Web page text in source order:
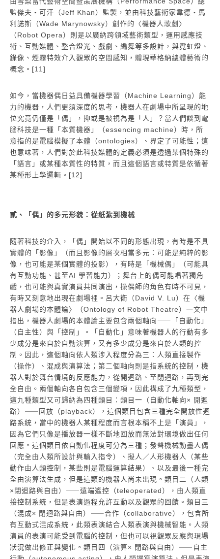
監傑夫・可汗（Jeff Khan）監製，並由科技藝術家韋德・馬
利諾斯（Wade Marynowsky）創作的〈機器人歌劇〉
（Robot Opera）則是以廣納跨領域藝術類型，運用感應技
術、互動媒體、整合燈光、戲劇、編舞等多設計，與霓虹燈、
錄像、煙霧特效介入觀眾的空間感知，體現華格納總體藝術的
概念。[11]
如今，當機器偶日益具備機器學習（Machine Learning）能
力的機器，人們更須深度的思考，機器人在劇場中所呈現的地
位究竟仍僅是「偶」，抑或是被視為是「人」？當人們談到電
腦科技是一種「本質機器」（essencing machine）時，所
意指的是電腦模擬了本體（ontologies）、界定了可能性；這
也意味著，人們對於此科技媒體的定義必須是透過某個特殊的
「語言」或某種本質性的特質，而且這個語言或特質是依循著
某種形上學邏輯。[12]
貳、「偶」的多元形貌：從紙紮到機械
隨著科技的介入，「偶」開始以不同的形態出現，有時是不具
實體的「影像」（而且影像的層次相當多元：可能是純粹的影
像，也可能是某個實體的投影），有時是「機械偶」（可能具
有互動功能、甚至AI 學習能力）；舞台上的偶可能唱著獨角
戲，也可能與真實演員共同演出，操偶師的角色有時不可見，
有時又刻意地出現在劇場裡。呂大衛（David V. Lu）在〈機
器人劇場的本體論〉（Ontology of Robot Theatre）一文中
指出，機器人劇場的本體論主要包含兩個軸向⸺「自動化」
（自主性）與「控制」。「自動化」意味著機器人的行動有多
少成分是來自於自動演算，又有多少成分是來自於人類的控
制。因此，這個軸向依人類涉入程度分為三：人類直接製作
（操作）、混成與演算法；第二個軸向則是指系統的控制，機
器人對於舞台情境的反應能力，從開迴路、至閉迴路，再到完
全自由。兩個軸向各自包含三個變項，因此構成了九種類型，
這九種類型又可歸納為四種類目：類目一（自動化軸向× 開迴
路）⸺回放（playback），這個類目包含三種完全開放性迴
路系統，當中的機器人某種程度而言根本稱不上是「演員」，
因為它們只像是播放器一樣不斷地回放而無法對環境做出任何
回應。這個類目依自動化程度可分為三種；發聲機械動畫人偶
（完全由人類所設計與輸入指令）、擬人／人形機器人（某些
動作由人類控制，某些則是電腦運算結果）、以及最後一種完
全由演算法生成，但是這類的機器人尚未出現。類目二（人類
×閉迴路與自由）⸺遠端遙控（teleoperated），由人類直
接控制系統，但是表演過程允許互動以及觀眾的回饋。類目三
（混成× 閉迴路與自由）⸺合作（collaborative），包含所
有互動式混成系統，此類表演結合人類表演與機械智能。人類
演員的表演可能受到電腦的控制，但也可以視觀眾反應與現場
狀況做出修正與變化。類目四（演算× 閉路與自由）⸺自主